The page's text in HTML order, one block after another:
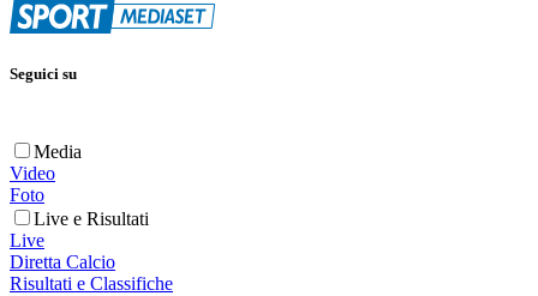
Seguici su
Media
Video
Foto
Live e Risultati
Live
Diretta Calcio
Risultati e Classifiche